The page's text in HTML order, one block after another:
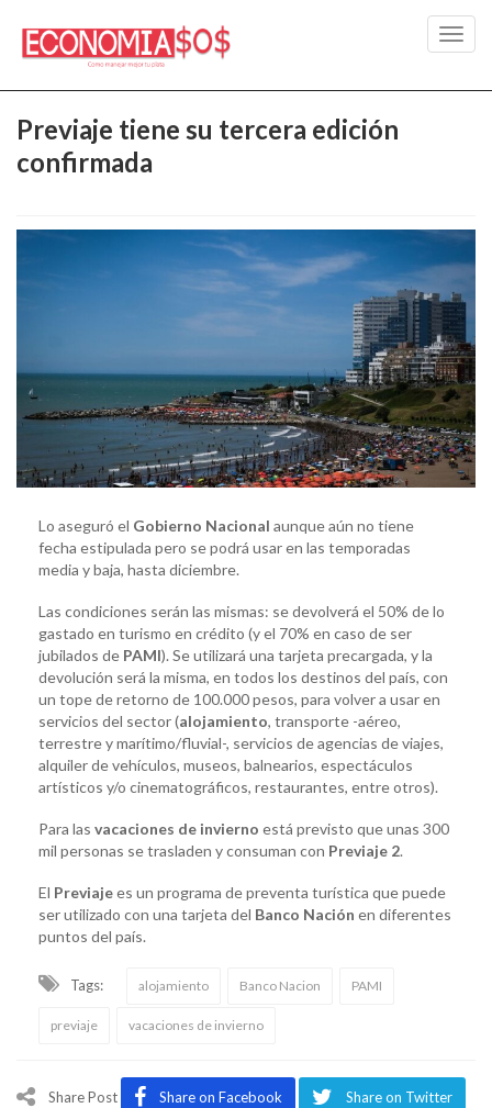
Previaje tiene su tercera edición
confirmada
Lo aseguró el Gobierno Nacional aunque aún no tiene
fecha estipulada pero se podrá usar en las temporadas
media y baja, hasta diciembre.
Las condiciones serán las mismas: se devolverá el 50% de lo
gastado en turismo en crédito (y el 70% en caso de ser
jubilados de PAMI). Se utilizará una tarjeta precargada, y la
devolución será la misma, en todos los destinos del país, con
un tope de retorno de 100.000 pesos, para volver a usar en
servicios del sector (alojamiento, transporte -aéreo,
terrestre y marítimo/fluvial-, servicios de agencias de viajes,
alquiler de vehículos, museos, balnearios, espectáculos
artísticos y/o cinematográficos, restaurantes, entre otros).
Para las vacaciones de invierno está previsto que unas 300
mil personas se trasladen y consuman con Previaje 2.
El Previajees un programa de preventa turística que puede
ser utilizado con una tarjeta del Banco Nación en diferentes
puntos del país.
Tags: alojamiento Banco Nacion PAMI
previaje vacaciones de invierno
Share Post Share on Facebook Share on Twitter